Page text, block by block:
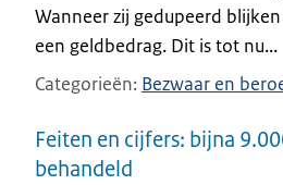
Wanneer zij gedupeerd
een geldbedrag. Dit is tot nu...
Categorieën Bezwaar en
Feiten en cijfers: bijna
behandeld